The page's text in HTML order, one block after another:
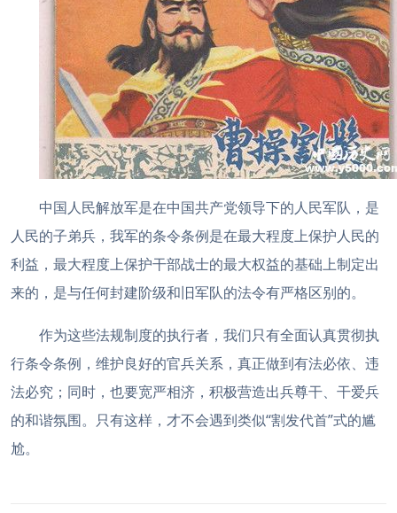
中国人民解放军是在中国共产党领导下的人民军队，是
人民的子弟兵，我军的条令条例是在最大程度上保护人民的
利益，最大程度上保护干部战士的最大权益的基础上制定出
来的，是与任何封建阶级和旧军队的法令有严格区别的。
作为这些法规制度的执行者，我们只有全面认真贯彻执
行条令条例，维护良好的官兵关系，真正做到有法必依、违
法必究；同时，也要宽严相济，积极营造出兵尊干、干爱兵
的和谐氛围。只有这样，才不会遇到类似“割发代首”式的尴
尬。